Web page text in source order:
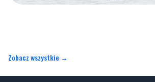
Artykuły Informacje